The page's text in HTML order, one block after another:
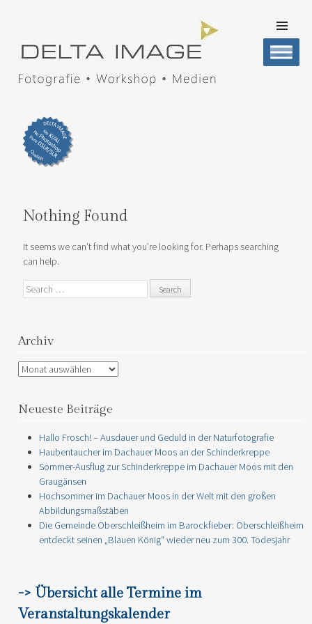
CONTENT
Nothing Found
It seems we can’t find what you’re looking for. Perhaps searching
can help.
Search
Archiv
Archiv
Neueste Beiträge
Hallo Frosch! – Ausdauer und Geduld in der Naturfotografie
Haubentaucher im Dachauer Moos an der Schinderkreppe
Sommer-Ausflug zur Schinderkreppe im Dachauer Moos mit den
Graugänsen
Hochsommer im Dachauer Moos in der Welt mit den großen
Abbildungsmaßstäben
Die Gemeinde Oberschleißheim im Barockfieber: Oberschleißheim
entdeckt seinen „Blauen König“ wieder neu zum 300. Todesjahr
-> Übersicht alle Termine im
Veranstaltungskalender